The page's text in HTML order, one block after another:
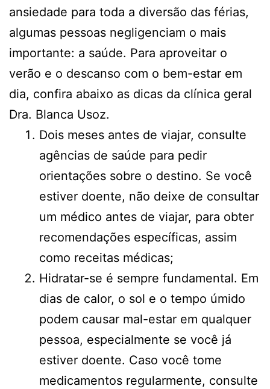
ansiedade para toda a diversão das férias,
algumas pessoas negligenciam o mais
importante: a saúde. Para aproveitar o
verão e o descanso com o bem-estar em
dia, confira abaixo as dicas da clínica geral
Dra. Blanca Usoz.
Dois meses antes de viajar, consulte
agências de saúde para pedir
orientações sobre o destino. Se você
estiver doente, não deixe de consultar
um médico antes de viajar, para obter
recomendações específicas, assim
como receitas médicas;
Hidratar-se é sempre fundamental. Em
dias de calor, o sol e o tempo úmido
podem causar mal-estar em qualquer
pessoa, especialmente se você já
estiver doente. Caso você tome
medicamentos regularmente, consulte